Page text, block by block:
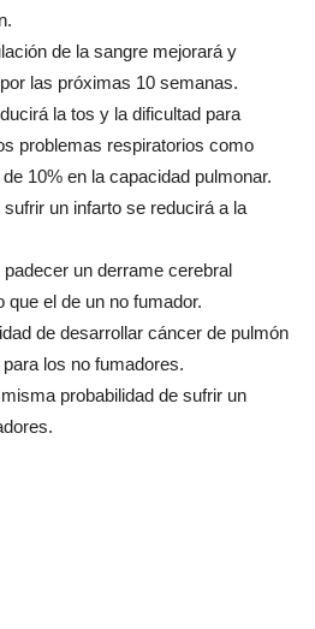
de la sangre mejorará y
las próximas 10 semanas.
la tos y la dificultad para
problemas respiratorios como
10% en la capacidad pulmonar.
un infarto se reducirá a la
un derrame cerebral
el de un no fumador.
de desarrollar cáncer de pulmón
los no fumadores.
probabilidad de sufrir un